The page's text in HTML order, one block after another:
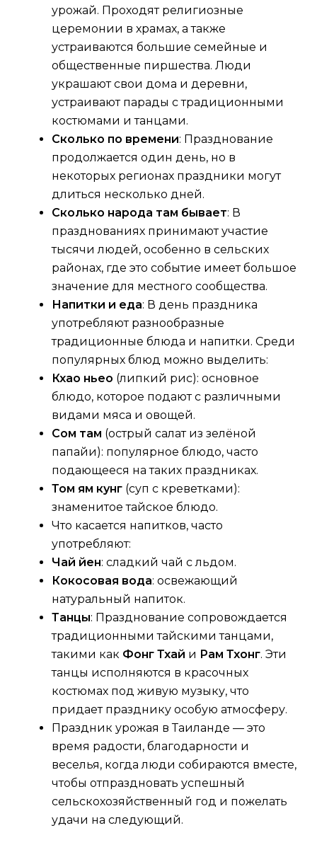
урожай. Проходят религиозные
церемонии в храмах, а также
устраиваются большие семейные и
общественные пиршества. Люди
украшают свои дома и деревни,
устраивают парады с традиционными
костюмами и танцами.
Сколько по времени: Празднование
продолжается один день, но в
некоторых регионах праздники могут
длиться несколько дней.
Сколько народа там бывает: В
празднованиях принимают участие
тысячи людей, особенно в сельских
районах, где это событие имеет большое
значение для местного сообщества.
Напитки и еда: В день праздника
употребляют разнообразные
традиционные блюда и напитки. Среди
популярных блюд можно выделить:
Кхао ньео (липкий рис): основное
блюдо, которое подают с различными
видами мяса и овощей.
Сом там (острый салат из зелёной
папайи): популярное блюдо, часто
подающееся на таких праздниках.
Том ям кунг (суп с креветками):
знаменитое тайское блюдо.
Что касается напитков, часто
употребляют:
Чай йен: сладкий чай с льдом.
Кокосовая вода: освежающий
натуральный напиток.
Танцы: Празднование сопровождается
традиционными тайскими танцами,
такими как Фонг Тхай и Рам Тхонг. Эти
танцы исполняются в красочных
костюмах под живую музыку, что
придает празднику особую атмосферу.
Праздник урожая в Таиланде — это
время радости, благодарности и
веселья, когда люди собираются вместе,
чтобы отпраздновать успешный
сельскохозяйственный год и пожелать
удачи на следующий.